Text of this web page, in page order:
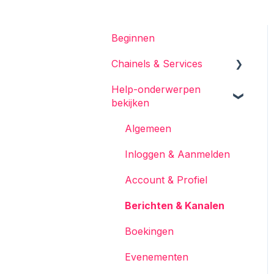
Beginnen
Chainels & Services
Chainels Basis
Help-onderwerpen
bekijken
Algemeen
Inloggen & Aanmelden
Account & Profiel
Berichten & Kanalen
Boekingen
Evenementen